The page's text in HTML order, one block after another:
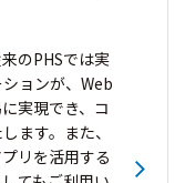
のPHSでは実
ョンが、Web
実現でき、コ
ます。また、
リを活用する